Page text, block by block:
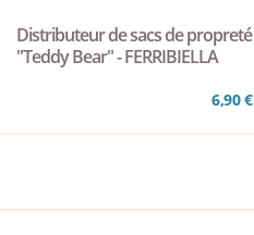
Distributeur de sacs de propreté
"Teddy Bear" - FERRIBIELLA
6,90 €